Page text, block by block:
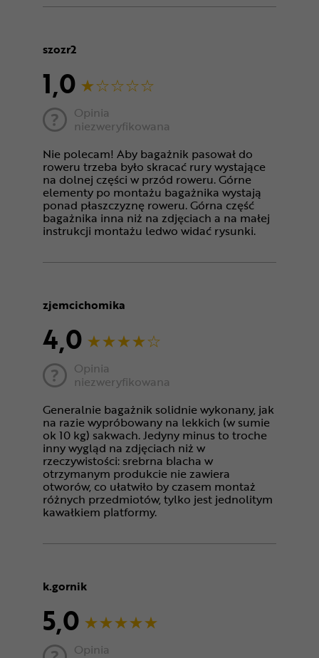
szozr2
1,0
Opinia
niezweryfikowana
Nie polecam! Aby bagażnik pasował do
roweru trzeba było skracać rury wystające
na dolnej części w przód roweru. Górne
elementy po montażu bagażnika wystają
ponad płaszczyznę roweru. Górna część
bagażnika inna niż na zdjęciach a na małej
instrukcji montażu ledwo widać rysunki.
zjemcichomika
4,0
Opinia
niezweryfikowana
Generalnie bagażnik solidnie wykonany, jak
na razie wypróbowany na lekkich (w sumie
ok 10 kg) sakwach. Jedyny minus to troche
inny wygląd na zdjęciach niż w
rzeczywistości: srebrna blacha w
otrzymanym produkcie nie zawiera
otworów, co ułatwiło by czasem montaż
różnych przedmiotów, tylko jest jednolitym
kawałkiem platformy.
k.gornik
5,0
Opinia